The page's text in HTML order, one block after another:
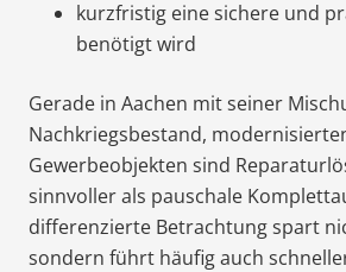
kurzfristig eine sichere und
benötigt wird
Gerade in Aachen mit seiner
Nachkriegsbestand,
Gewerbeobjekten sind
sinnvoller als pauschale
differenzierte Betrachtung spart
sondern führt häufig auch